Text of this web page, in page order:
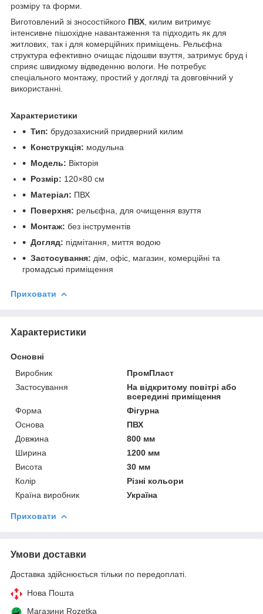
розміру та форми.
Виготовлений зі зносостійкого ПВХ , килим витримує
інтенсивне пішохідне навантаження та підходить як для
житлових, так і для комерційних приміщень. Рельєфна
структура ефективно очищає підошви взуття, затримує бруд і
сприяє швидкому відведенню вологи. Не потребує
спеціального монтажу, простий у догляді та довговічний у
використанні.
Характеристики
Тип: брудозахисний придверний килим
Конструкція: модульна
Модель: Вікторія
Розмір: 120×80 см
Матеріал: ПВХ
Поверхня: рельєфна, для очищення взуття
Монтаж: без інструментів
Догляд: підмітання, миття водою
Застосування: дім, офіс, магазин, комерційні та
громадські приміщення
Приховати
Характеристики
Основні
Виробник
ПромПласт
Застосування
На відкритому повітрі або
всередині приміщення
Форма
Фігурна
Основа
ПВХ
Довжина
800 мм
Ширина
1200 мм
Висота
30 мм
Колір
Різні кольори
Країна виробник
Україна
Приховати
Умови доставки
Доставка здійснюється тільки по передоплаті.
Нова Пошта
Магазини Rozetka